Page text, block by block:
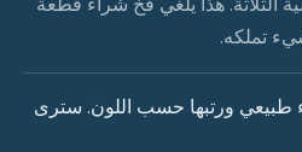
تملكه.
ورتبها حسب اللون. سترى